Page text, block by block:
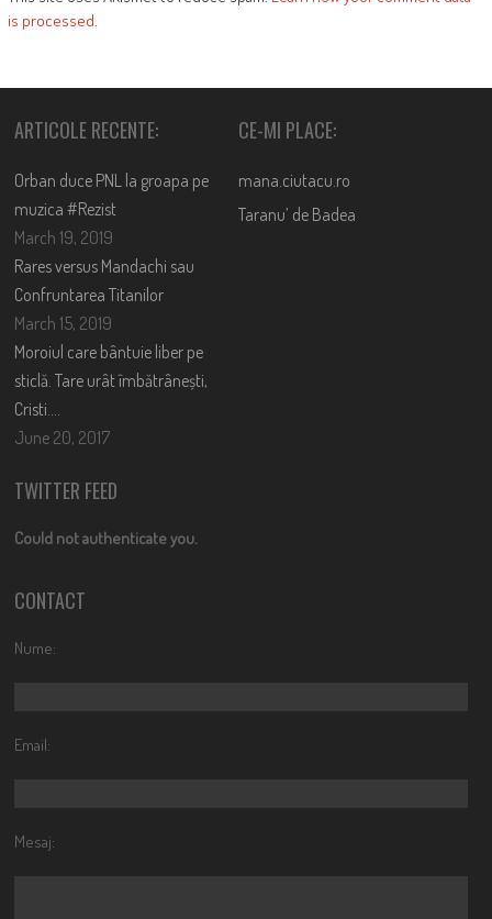
is processed
ARTICOLE RECENTE:
Orban duce PNL la groapa pe
muzica #Rezist
March 19, 2019
Rares versus Mandachi sau
Confruntarea Titanilor
March 15, 2019
Moroiul care bântuie liber pe
sticlă. Tare urât îmbătrânești,
Cristi….
June 20, 2017
CE-MI PLACE:
mana.ciutacu.ro
Taranu’ de Badea
TWITTER FEED
Could not authenticate you.
CONTACT
Nume:
Email:
Mesaj: